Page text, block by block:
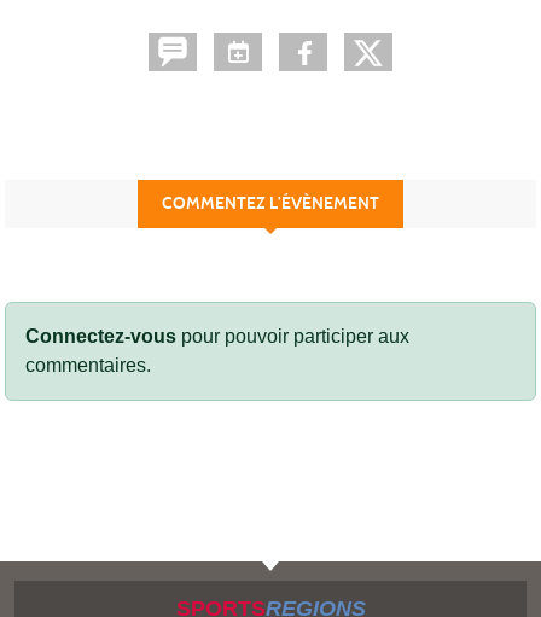
COMMENTEZ L’ÉVÈNEMENT
Connectez-vous pour pouvoir participer aux
commentaires.
SPORTSREGIONS